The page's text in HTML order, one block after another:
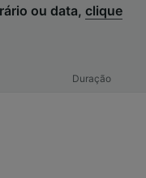
ou data, clique
Duração